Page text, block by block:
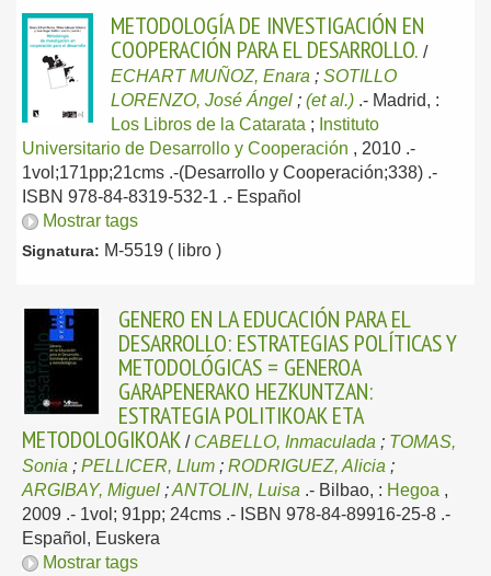
METODOLOGÍA DE INVESTIGACIÓN EN
COOPERACIÓN PARA EL DESARROLLO. /
ECHART MUÑOZ, Enara ; SOTILLO
LORENZO, José Ángel ; (et al.) .- Madrid, :
Los Libros de la Catarata ; Instituto
Universitario de Desarrollo y Cooperación , 2010 .-
1vol;171pp;21cms .-(Desarrollo y Cooperación;338) .-
ISBN 978-84-8319-532-1 .- Español
Mostrar tags
Signatura: M-5519 ( libro )
GENERO EN LA EDUCACIÓN PARA EL
DESARROLLO: ESTRATEGIAS POLÍTICAS Y
METODOLÓGICAS = GENEROA
GARAPENERAKO HEZKUNTZAN:
ESTRATEGIA POLITIKOAK ETA
METODOLOGIKOAK / CABELLO, Inmaculada ; TOMAS,
Sonia ; PELLICER, Llum ; RODRIGUEZ, Alicia ;
ARGIBAY, Miguel ;ANTOLIN, Luisa .- Bilbao, : Hegoa ,
2009 .- 1vol; 91pp; 24cms .- ISBN 978-84-89916-25-8 .-
Español, Euskera
Mostrar tags